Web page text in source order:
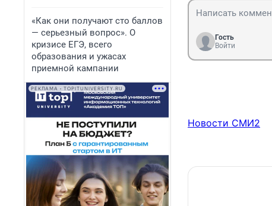
«Как они получают сто баллов
— серьезный вопрос». О
кризисе ЕГЭ, всего
образования и ужасах
приемной кампании
РЕКЛАМА • TOPITUNIVERSITY.RU
Гость
Войти
Новости СМИ2